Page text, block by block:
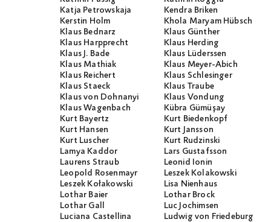
Katja Petrowskaja
Kendra Briken
Kerstin Holm
Khola Maryam Hübsch
Klaus Bednarz
Klaus Günther
Klaus Harpprecht
Klaus Herding
Klaus J. Bade
Klaus Lüderssen
Klaus Mathiak
Klaus Meyer-Abich
Klaus Reichert
Klaus Schlesinger
Klaus Staeck
Klaus Traube
Klaus von Dohnanyi
Klaus Vondung
Klaus Wagenbach
Kübra Gümüşay
Kurt Bayertz
Kurt Biedenkopf
Kurt Hansen
Kurt Jansson
Kurt Luscher
Kurt Rudzinski
Lamya Kaddor
Lars Gustafsson
Laurens Straub
Leonid Ionin
Leopold Rosenmayr
Leszek Kolakowski
Leszek Kołakowski
Lisa Nienhaus
Lothar Baier
Lothar Brock
Lothar Gall
Luc Jochimsen
Luciana Castellina
Ludwig von Friedeburg